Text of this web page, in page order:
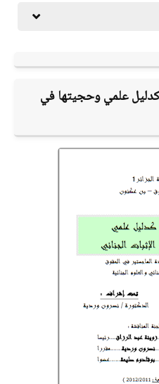
علمي وحجيتها في